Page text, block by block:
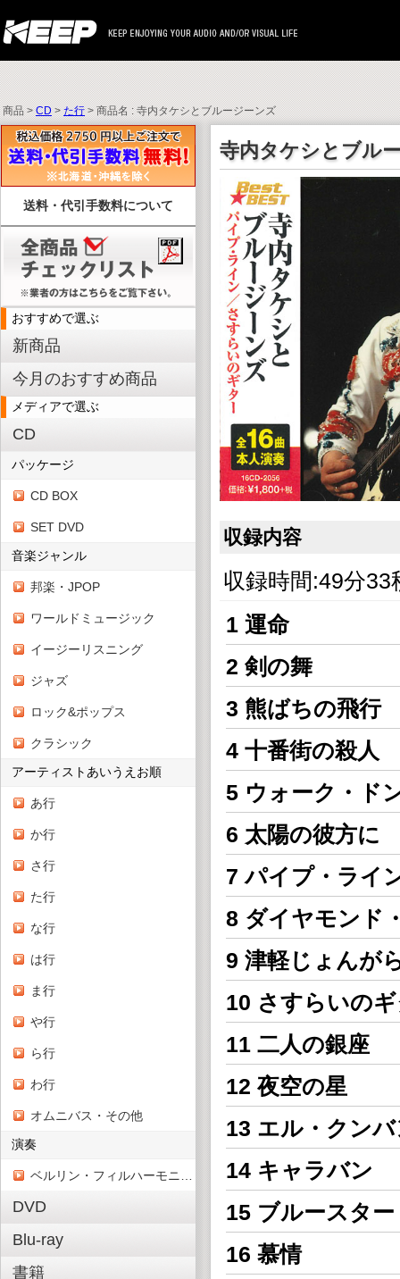
商品 >CD>た行> 商品名 : 寺内タケシとブルージーンズ
送料・代引手数料について
おすすめで選ぶ
新商品
今月のおすすめ商品
メディアで選ぶ
CD
パッケージ
CD BOX
SET DVD
音楽ジャンル
邦楽・JPOP
ワールドミュージック
イージーリスニング
ジャズ
ロック&ポップス
クラシック
アーティストあいうえお順
あ行
か行
さ行
た行
な行
は行
ま行
や行
ら行
わ行
オムニバス・その他
演奏
DVD
Blu-ray
書籍
寺内タケシとブル
収録内容
収録時間:49分33
1 運命
2 剣の舞
3 熊ばちの飛行
4 十番街の殺人
5 ウォーク・ド
6 太陽の彼方に
7 パイプ・ライ
8 ダイヤモンド
9 津軽じょんが
10 さすらいの
11 二人の銀座
12 夜空の星
13 エル・クン
14 キャラバン
15 ブルースター
16 慕情